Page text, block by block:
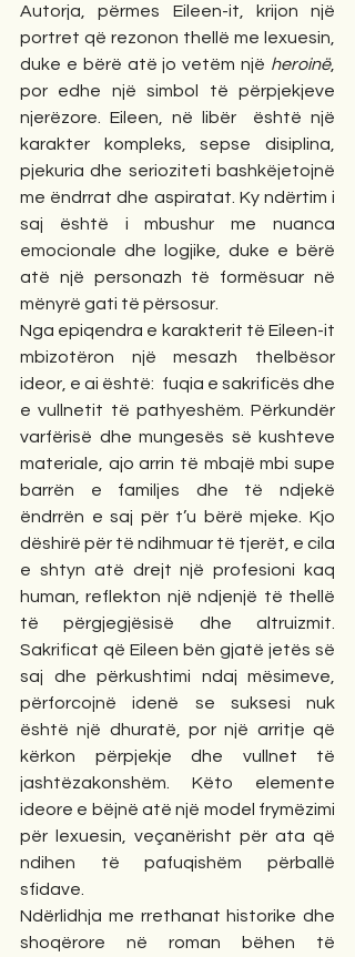
Autorja, përmes Eileen-it, krijon një
portret që rezonon thellë me lexuesin,
duke e bërë atë jo vetëm një heroinë,
por edhe një simbol të përpjekjeve
njerëzore. Eileen, në libër  është një
karakter kompleks, sepse disiplina,
pjekuria dhe serioziteti bashkëjetojnë
me ëndrrat dhe aspiratat. Ky ndërtim i
saj është i mbushur me nuanca
emocionale dhe logjike, duke e bërë
atë një personazh të formësuar në
mënyrë gati të përsosur.
Nga epiqendra e karakterit të Eileen-it
mbizotëron një mesazh thelbësor
ideor, e ai është:  fuqia e sakrificës dhe
e vullnetit të pathyeshëm. Përkundër
varfërisë dhe mungesës së kushteve
materiale, ajo arrin të mbajë mbi supe
barrën e familjes dhe të ndjekë
ëndrrën e saj për t’u bërë mjeke. Kjo
dëshirë për të ndihmuar të tjerët, e cila
e shtyn atë drejt një profesioni kaq
human, reflekton një ndjenjë të thellë
të përgjegjësisë dhe altruizmit.
Sakrificat që Eileen bën gjatë jetës së
saj dhe përkushtimi ndaj mësimeve,
përforcojnë idenë se suksesi nuk
është një dhuratë, por një arritje që
kërkon përpjekje dhe vullnet të
jashtëzakonshëm. Këto elemente
ideore e bëjnë atë një model frymëzimi
për lexuesin, veçanërisht për ata që
ndihen të pafuqishëm përballë
sfidave.
Ndërlidhja me rrethanat historike dhe
shoqërore në roman bëhen të